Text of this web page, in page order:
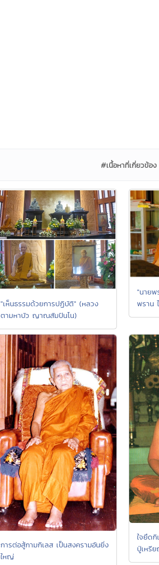
#เนื้อหาที่เกี่ยวข้อง
"เห็นธรรมด้วยการปฏิบัติ" (หลวง
ตามหาบัว ญาณสัมปันโน)
"นาย
พราน
การต่อสู้กามกิเลส เป็นสงครามอันยิ่ง
ใหญ่
ใจยึดกิ
ปู่เหรี